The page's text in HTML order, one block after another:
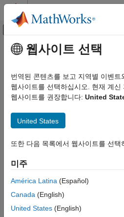
콘텐츠로 바로 가기
오프캔버스 탐색 메
문서 홈
Signal Processing Toolbox
신호 생성, 분석 및 전처리
이 페이지 내용
주요 콘텐츠
신호에서 스파이크
경우에 따라 데이터에 원치 않는
나타납니다. 중앙값 필터링은 이를
방법입니다.
60Hz 전력 공급선으로부터 잡음의
기기의 입력에서 개루프 전압을
1kHz입니다.
fs = 1000;
t =
웹사이트 선택
번역된 콘텐츠를 보고 지역별 이벤트
웹사이트를 선택하십시오. 현재 계신
웹사이트를 권장합니다: United
United States
또한 다음 목록에서 웹사이트를 선택
미주
América Latina (Español)
Canada (English)
United States (English)